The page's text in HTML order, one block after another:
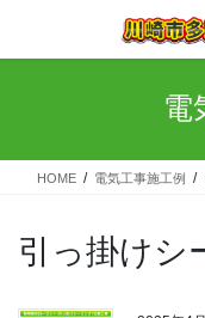
テ
ス
ゲ
ン
電
HOME 電気工事施工例
引っ掛けシ